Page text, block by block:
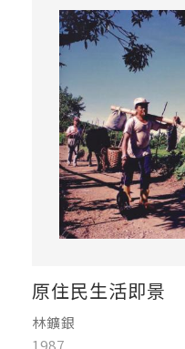
原住民生活即景
林鑛銀
1987